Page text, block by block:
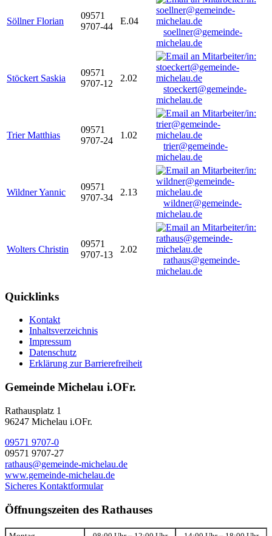
Söllner Florian
09571
9707-44
E.04
soellner@gemeinde-
michelau.de
Stöckert Saskia
09571
9707-12
2.02
stoeckert@gemeinde-
michelau.de
Trier Matthias
09571
9707-24
1.02
trier@gemeinde-
michelau.de
Wildner Yannic
09571
9707-34
2.13
wildner@gemeinde-
michelau.de
Wolters Christin
09571
9707-13
2.02
rathaus@gemeinde-
michelau.de
Quicklinks
Kontakt
Inhaltsverzeichnis
Impressum
Datenschutz
Erklärung zur Barrierefreiheit
Gemeinde Michelau i.OFr.
Rathausplatz 1
96247 Michelau i.OFr.
09571 9707-0
09571 9707-27
rathaus@gemeinde-michelau.de
www.gemeinde-michelau.de
Sicheres Kontaktformular
Öffnungszeiten des Rathauses